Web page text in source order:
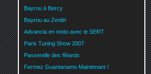
Bayrou à Bercy
Bayrou au Zenith
Advancia en moto avec le SERT
Paris Tuning Show 2007
Passerelle des fêtards
Fermez Guantanamo Maintenant !